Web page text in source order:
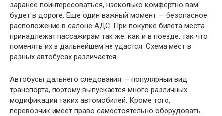
заранее поинтересоваться, насколько комфортно вам
будет в дороге. Еще один важный момент — безопасное
расположение в салоне АДС. При покупке билета места
принадлежат пассажирам так же, как и в поезде, так что
поменять их в дальнейшем не удастся. Схема мест в
разных автобусах различается.
Автобусы дальнего следования — популярный вид
транспорта, поэтому выпускается много различных
модификаций таких автомобилей. Кроме того,
перевозчик имеет право самостоятельно оборудовать